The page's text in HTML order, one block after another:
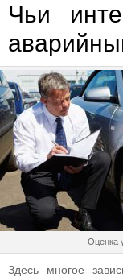
Чьи
Оценка
Здесь многое